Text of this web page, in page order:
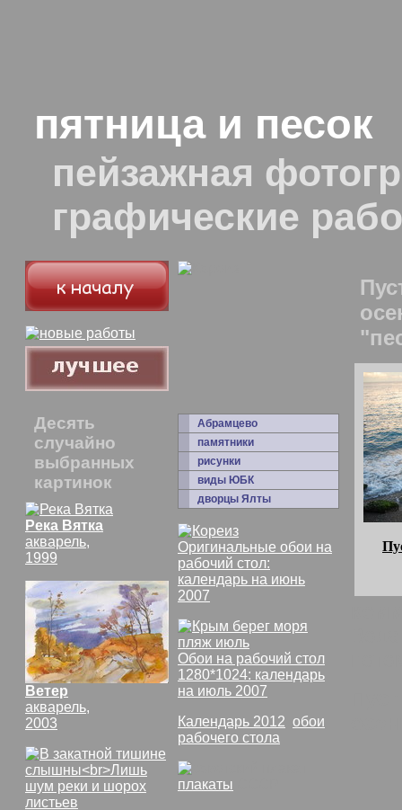
пятница и песок
пейзажная
графические
Десять
случайно
выбранных
картинок
Река Вятка
акварель,
1999
Ветер
акварель,
2003
Абрамцево
памятники
рисунки
виды ЮБК
дворцы Ялты
Оригинальные обои на
рабочий стол:
календарь на июнь
2007
Обои на рабочий стол
1280*1024: календарь
на июль 2007
Календарь 2012 обои
рабочего стола
плакаты